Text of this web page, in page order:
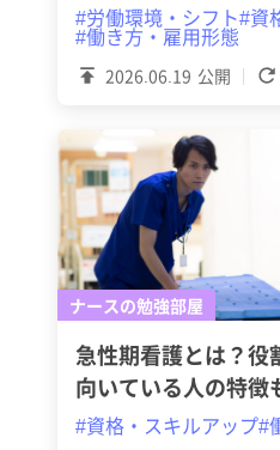
2026.06.19 公開
#労働環境・シフト#資
#働き方・雇用形態
ナースの勉強部屋
急性期看護とは？役
向いている人の特徴
#資格・スキルアップ#